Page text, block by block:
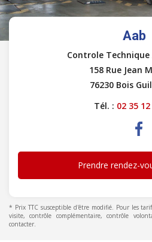
Aab
Controle
158 Rue Jean
76230 Bois
Tél. : 02 35
Prendre rendez-
* Prix TTC susceptible d'être modifié. Pour les
visite, contrôle complémentaire, contrôle
contacter.